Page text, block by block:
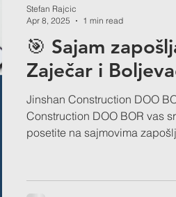
🎯 Sajam
Zaječar i
Jinshan Construction DOO
Construction DOO BOR vas
posetite na sajmovima
Stefan Rajcic
Apr 8, 2025
1 min read